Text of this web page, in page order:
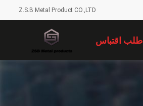
Z.S.B Metal Product CO.,LTD
طلب اقتباس